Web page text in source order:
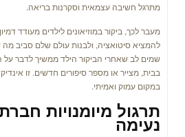
מתרגל חשיבה עצמאית וסקרנות בריאה.
מעבר לכך, ביקור במוזיאונים לילדים מעודד
להמציא סיטואציה, ולבנות עולם שלם סביב
שמים לב שאחרי הביקור הילד ממשיך לדבר על
בבית, מצייר או מספר סיפורים חדשים. זו
במקום עמוק ואמיתי.
תרגול מיומנויות
נעימה